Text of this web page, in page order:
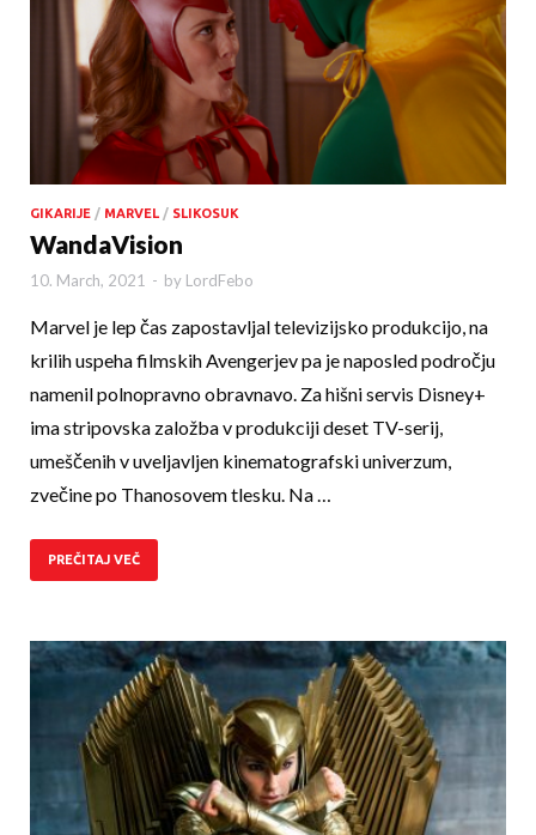
GIKARIJE / MARVEL / SLIKOSUK
WandaVision
10. March, 2021 - by LordFebo
Marvel je lep čas zapostavljal televizijsko produkcijo, na
krilih uspeha filmskih Avengerjev pa je naposled področju
namenil polnopravno obravnavo. Za hišni servis Disney+
ima stripovska založba v produkciji deset TV-serij,
umeščenih v uveljavljen kinematografski univerzum,
zvečine po Thanosovem tlesku. Na …
PREČITAJ VEČ